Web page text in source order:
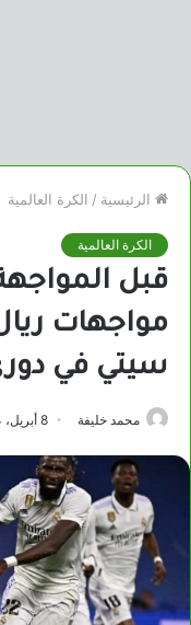
الرئيسية / الكرة العالمية
الكرة العالمية
قبل المواجهة
مواجهات
سيتي في
محمد خليفة 8 أبريل، 2024